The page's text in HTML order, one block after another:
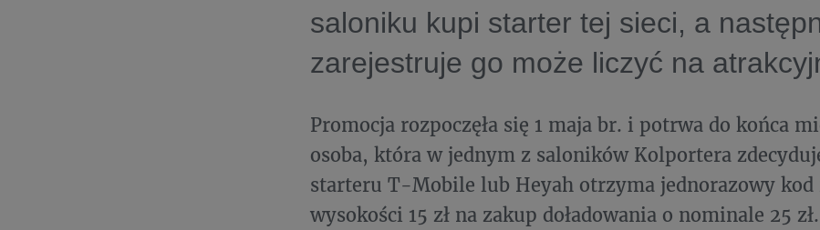
saloniku kupi starter tej sieci, a
zarejestruje go może liczyć na
Promocja rozpoczęła się 1 maja br. i potrwa do końca
osoba, która w jednym z saloników Kolportera
starteru T-Mobile lub Heyah otrzyma jednorazowy kod
wysokości 15 zł na zakup doładowania o nominale 25